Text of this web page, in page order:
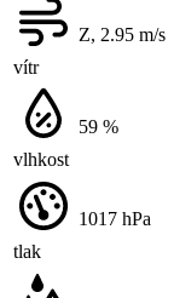
vítr
Z, 2.95 m/s
vlhkost
59 %
tlak
1017 hPa